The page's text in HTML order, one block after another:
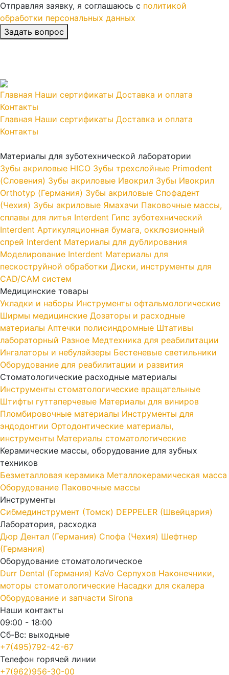
Отправляя заявку, я соглашаюсь с политикой
обработки персональных данных
Главная Наши сертификаты Доставка и оплата
Контакты
Главная Наши сертификаты Доставка и оплата
Контакты
Материалы для зуботехнической лаборатории
Зубы акриловые HICO Зубы трехслойные Primodent
(Словения) Зубы акриловые Ивокрил Зубы Ивокрил
Orthotyp (Германия) Зубы акриловые Спофадент
(Чехия) Зубы акриловые Ямахачи Паковочные массы,
сплавы для литья Interdent Гипс зуботехнический
Interdent Артикуляционная бумага, окклюзионный
спрей Interdent Материалы для дублирования
Моделирование Interdent Материалы для
пескоструйной обработки Диски, инструменты для
CAD/CAM систем
Медицинские товары
Укладки и наборы Инструменты офтальмологические
Ширмы медицинские Дозаторы и расходные
материалы Аптечки полисиндромные Штативы
лабораторный Разное Медтехника для реабилитации
Ингалаторы и небулайзеры Бестеневые светильники
Оборудование для реабилитации и развития
Стоматологические расходные материалы
Инструменты стоматологические вращательные
Штифты гуттаперчевые Материалы для виниров
Пломбировочные материалы Инструменты для
эндодонтии Ортодонтические материалы,
инструменты Материалы стоматологические
Керамические массы, оборудование для зубных
техников
Безметалловая керамика Металлокерамическая масса
Оборудование Паковочные массы
Инструменты
Cибмединструмент (Томск) DEPPELER (Швейцария)
Лаборатория, расходка
Дюр Дентал (Германия) Спофа (Чехия) Шефтнер
(Германия)
Оборудование стоматологическое
Durr Dental (Германия) KaVo Серпухов Наконечники,
моторы стоматологические Насадки для скалера
Оборудование и запчасти Sirona
Наши контакты
09:00 - 18:00
Сб-Вс: выходные
+7(495)792-42-67
Телефон горячей линии
+7(962)956-30-00